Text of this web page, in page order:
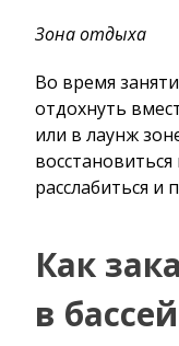
Зона отдыха
Во время
отдохнуть
или в лаунж
расслабиться и
Как
в